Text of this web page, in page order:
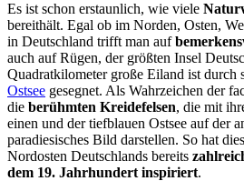
Es ist schon erstaunlich, wie viele
bereithält. Egal ob im Norden, Osten,
in Deutschland trifft man auf
auch auf Rügen, der größten Insel
Quadratkilometer große Eiland ist durch
Ostsee gesegnet. Als Wahrzeichen der
die berühmten Kreidefelsen, die mit
einen und der tiefblauen Ostsee auf der
paradiesisches Bild darstellen. So hat
Nordosten Deutschlands bereits
dem 19. Jahrhundert inspiriert.